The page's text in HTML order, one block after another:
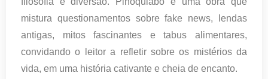
mistura questionamentos sobre fake news, lendas
antigas, mitos fascinantes e tabus alimentares,
convidando o leitor a refletir sobre os mistérios da
vida, em uma história cativante e cheia de encanto.